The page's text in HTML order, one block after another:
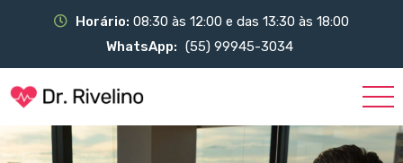
Horário: 08:30 às 12:00 e das 13:30 às 18:00
WhatsApp: (55) 99945-3034